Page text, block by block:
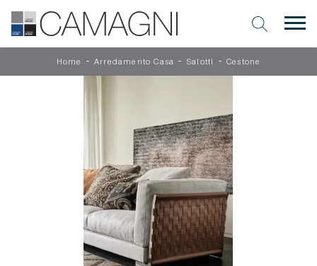
Home -Arredamento Casa - Salotti - Cestone